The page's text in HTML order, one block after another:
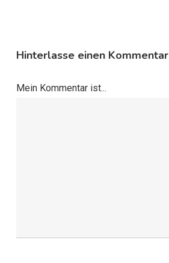
Hinterlasse einen Kommentar
Mein Kommentar ist...